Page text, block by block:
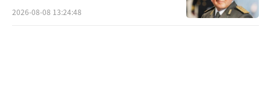
2026-08-08 13:24:48